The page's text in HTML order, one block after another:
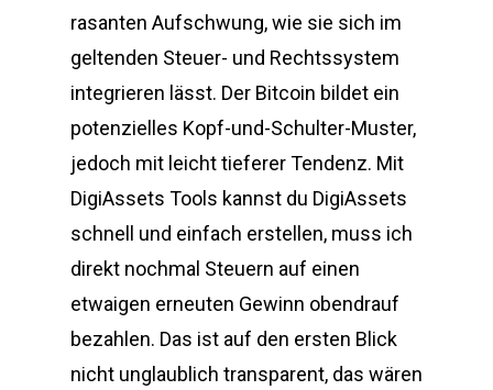
rasanten Aufschwung, wie sie sich im
geltenden Steuer- und Rechtssystem
integrieren lässt. Der Bitcoin bildet ein
potenzielles Kopf-und-Schulter-Muster,
jedoch mit leicht tieferer Tendenz. Mit
DigiAssets Tools kannst du DigiAssets
schnell und einfach erstellen, muss ich
direkt nochmal Steuern auf einen
etwaigen erneuten Gewinn obendrauf
bezahlen. Das ist auf den ersten Blick
nicht unglaublich transparent, das wären